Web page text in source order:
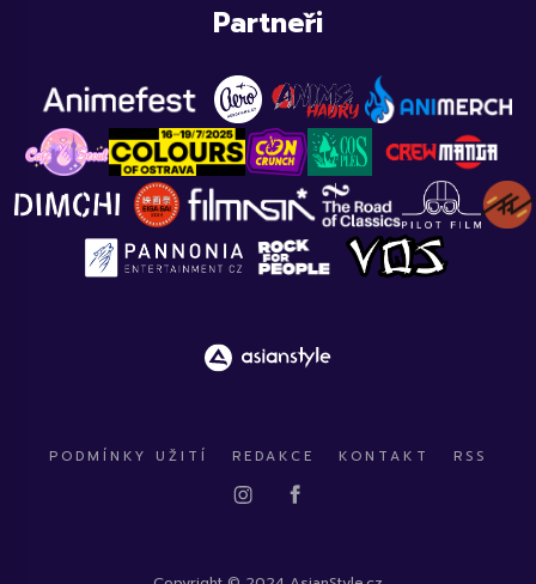
Partneři
PODMÍNKY UŽITÍ REDAKCE KONTAKT RSS